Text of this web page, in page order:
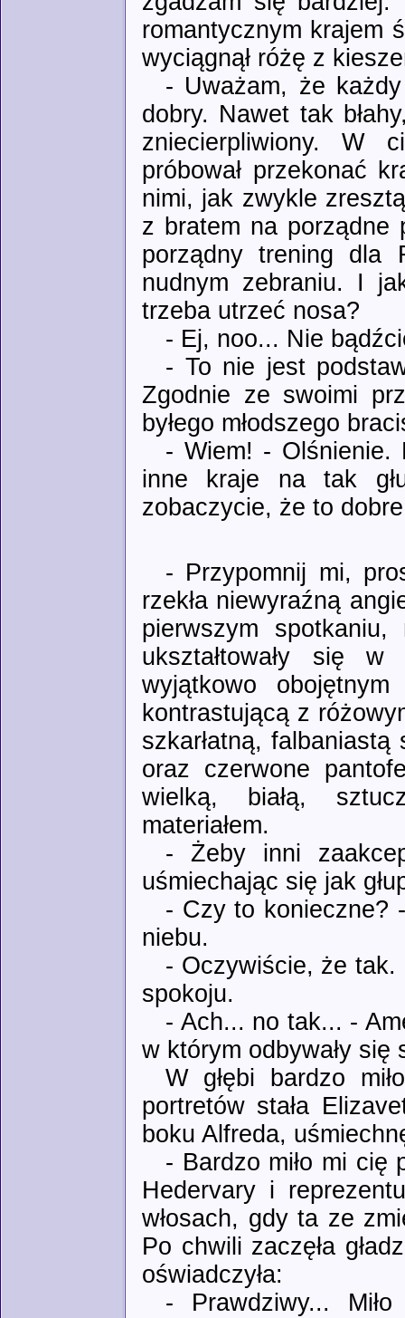
romantycznym krajem
wyciągnął różę z
- Uważam, że
dobry. Nawet tak
zniecierpliwiony. W
próbował przekonać
nimi, jak zwykle
z bratem na porządne
porządny trening dla
nudnym zebraniu. I
trzeba utrzeć nosa?
- Ej, noo... Nie
- To nie jest
Zgodnie ze swoimi
byłego młodszego
- Wiem! - Olśnienie.
inne kraje na tak
zobaczycie, że to
- Przypomnij mi,
rzekła niewyraźną
pierwszym spotkaniu,
ukształtowały się
wyjątkowo
kontrastującą z
szkarłatną,
oraz czerwone
wielką, białą,
materiałem.
- Żeby inni
uśmiechając się jak
- Czy to konieczne?
niebu.
- Oczywiście, że tak.
spokoju.
- Ach... no tak... -
w którym odbywały
W głębi bardzo
portretów stała
boku Alfreda,
- Bardzo miło mi cię
Hedervary i
włosach, gdy ta ze
Po chwili zaczęła
oświadczyła:
- Prawdziwy...